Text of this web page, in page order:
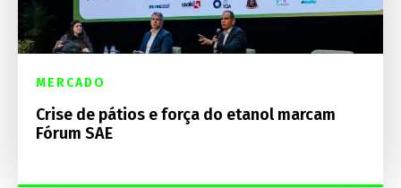
MERCADO
Crise de pátios e força do etanol marcam
Fórum SAE